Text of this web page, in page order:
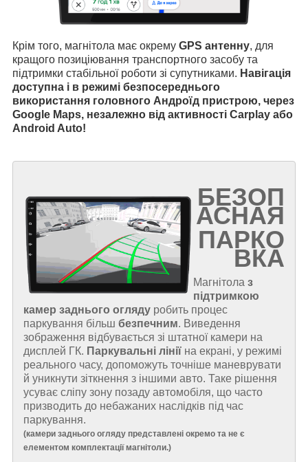
Крім того, магнітола має окрему GPS антенну, для
кращого позиціювання транспортного засобу та
підтримки стабільної роботи зі супутниками. Навігація
доступна і в режимі безпосереднього
використання головного Андроїд пристрою, через
Google Maps, незалежно від активності Carplay або
Android Auto!
БЕЗОП
АСНАЯ
ПАРКО
ВКА
Магнітола з
підтримкою
камер заднього огляду робить процес
паркування більш безпечним. Виведення
зображення відбувається зі штатної камери на
дисплей ГК. Паркувальні лінії на екрані, у режимі
реального часу, допоможуть точніше маневрувати
й уникнути зіткнення з іншими авто. Таке рішення
усуває сліпу зону позаду автомобіля, що часто
призводить до небажаних наслідків під час
паркування.
(камери заднього огляду представлені окремо та не є
елементом комплектації магнітоли.)